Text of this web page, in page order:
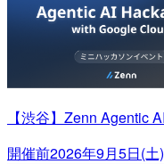
【渋谷】Zenn Agentic
開催前2026年9月5日(土